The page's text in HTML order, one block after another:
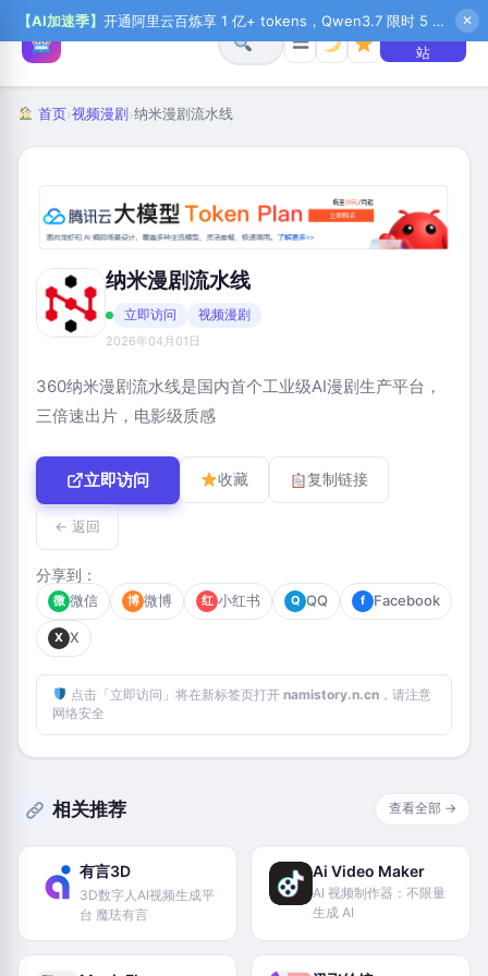
【AI加速季】 开通阿里云百炼享 1 亿+ tokens，Qwen3.7 限时 5 折起，秒悟新注送 1 万积分，加入 OPC 赢百万助力金，QoderWork CN 首月 0 元 ✕
☰
+ 提交网
站
首页›视频漫剧›纳米漫剧流水线
纳米漫剧流水线
立即访问 视频漫剧
2026年04月01日
360纳米漫剧流水线是国内首个工业级AI漫剧生产平台，
三倍速出片，电影级质感
立即访问 收藏 复制链接
← 返回
分享到：
微 微信 博 微博 红 小红书 Q QQ f Facebook
X X
点击「立即访问」将在新标签页打开 namistory.n.cn，请注意
网络安全
相关推荐 查看全部 →
有言3D
3D数字人AI视频生成平
台 魔珐有言
Ai Video Maker
AI 视频制作器：不限量
生成 AI